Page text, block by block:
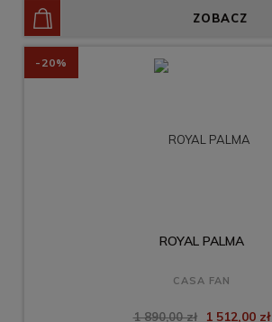
ZOBACZ
ROYAL PALMA
CASA FAN
1 890,00 zł 1 512,00 zł
-20%